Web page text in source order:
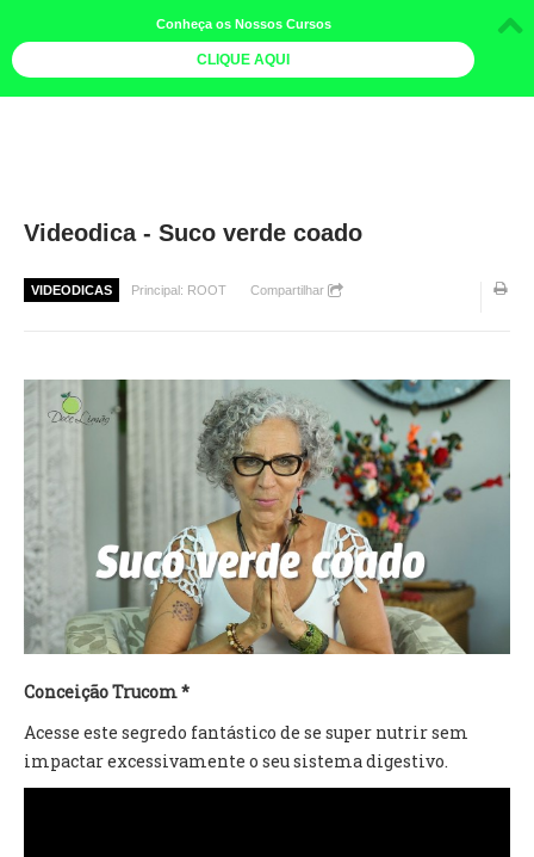
MAIS
BOLETINS
GALERIA DE FOTOS
COLABORADORES
TV DE BEM COM A NATUREZA
FALE CONOSCO
Videodica - Suco verde coado
VIDEODICAS Principal: ROOT Compartilhar
Conceição Trucom *
Acesse este segredo fantástico de se super nutrir sem
impactar excessivamente o seu sistema digestivo.
Conheça os Nossos Cursos
CLIQUE AQUI